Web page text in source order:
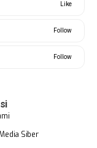
Like
Follow
Follow
Siber